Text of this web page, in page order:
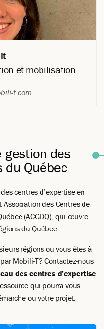
des partenaires autour
de mettre en œuvre des
mobilité durable.
et mobilisation
t.com
T en mars 2026 et est
mené à collaborer sur des
relations publiques
développement durable.
rayonnement des projets
de Mobili-T et à
de notre mission.
gestion des
du Québec
des centres d’expertise en
Association des Centres de
(ACGDQ), qui œuvre
du Québec.
régions ou vous êtes à
Mobili-T? Contactez-nous
des centres d’expertise
qui pourra vous
ou votre projet.